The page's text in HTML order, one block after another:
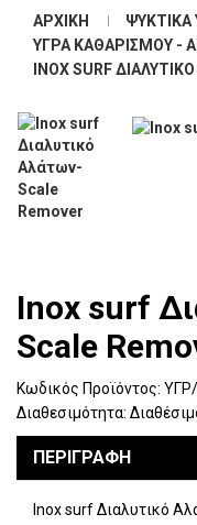
ΑΡΧΙΚΉ
ΨΥΚΤΙΚΆ
ΥΓΡΆ ΚΑΘΑΡΙΣΜΟΎ -
INOX SURF
Inox surf
Scale
Κωδικός Προϊόντος:
Διαθεσιμότητα:
ΠΕΡΙΓΡΑΦΉ
Inox surf Διαλυτικό